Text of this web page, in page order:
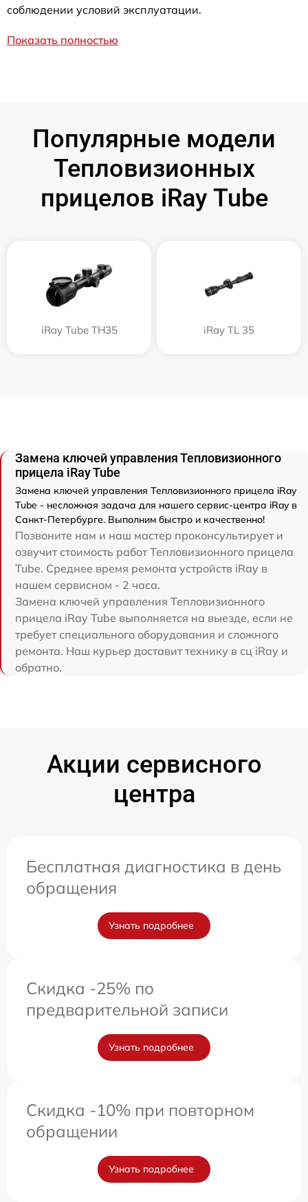
соблюдении условий эксплуатации.
Показать полностью
Популярные модели
Тепловизионных
прицелов iRay Tube
iRay Tube TH35 iRay TL 35
Замена ключей управления Тепловизионного
прицела iRay Tube
Замена ключей управления Тепловизионного прицела iRay
Tube - несложная задача для нашего сервис-центра iRay в
Санкт-Петербурге. Выполним быстро и качественно!
Позвоните нам и наш мастер проконсультирует и
озвучит стоимость работ Тепловизионного прицела
Tube. Среднее время ремонта устройств iRay в
нашем сервисном - 2 часа.
Замена ключей управления Тепловизионного
прицела iRay Tube выполняется на выезде, если не
требует специального оборудования и сложного
ремонта. Наш курьер доставит технику в сц iRay и
обратно.
Акции сервисного
центра
Бесплатная диагностика в день
обращения
Узнать подробнее
Скидка -25% по
предварительной записи
Узнать подробнее
Скидка -10% при повторном
обращении
Узнать подробнее